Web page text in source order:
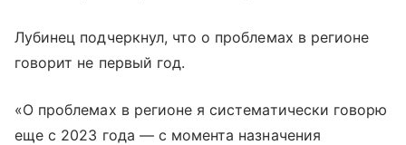
Лубинец подчеркнул, что о проблемах в регионе
говорит не первый год.
«О проблемах в регионе я систематически говорю
еще с 2023 года — с момента назначения